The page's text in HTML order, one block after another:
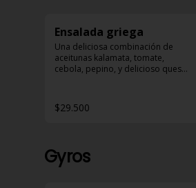
Ensalada griega
Una deliciosa combinación de
aceitunas kalamata, tomate,
cebola, pepino, y delicioso queso
$29.500
Gyros